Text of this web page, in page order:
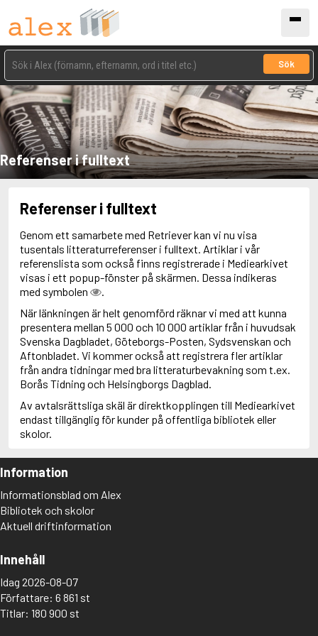
Sök
Referenser i fulltext
Referenser i fulltext
Genom ett samarbete med Retriever kan vi nu visa
tusentals litteraturreferenser i fulltext. Artiklar i vår
referenslista som också finns registrerade i Mediearkivet
visas i ett popup-fönster på skärmen. Dessa indikeras
med symbolen
.
När länkningen är helt genomförd räknar vi med att kunna
presentera mellan 5 000 och 10 000 artiklar från i huvudsak
Svenska Dagbladet, Göteborgs-Posten, Sydsvenskan och
Aftonbladet. Vi kommer också att registrera fler artiklar
från andra tidningar med bra litteraturbevakning som t.ex.
Borås Tidning och Helsingborgs Dagblad.
Av avtalsrättsliga skäl är direktkopplingen till Mediearkivet
endast tillgänglig för kunder på offentliga bibliotek eller
skolor.
Information
Informationsblad om Alex
Bibliotek och skolor
Aktuell driftinformation
Innehåll
Idag 2026-08-07
Författare: 6 861 st
Titlar: 180 900 st